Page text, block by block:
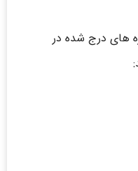
های درج شده در